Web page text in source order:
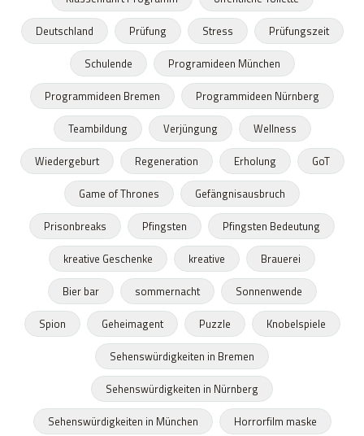
Deutschland
Prüfung Stress
Prüfungszeit
Schulende
Programideen München
Programmideen Bremen
Programmideen Nürnberg
Teambildung
Verjüngung
Wellness
Wiedergeburt
Regeneration Erholung
GoT
Game of Thrones
Gefängnisausbruch
Prisonbreaks
Pfingsten
Pfingsten Bedeutung
kreative Geschenke
kreative
Brauerei
Bier bar
sommernacht
Sonnenwende
Spion
Geheimagent Puzzle
Knobelspiele
Sehenswürdigkeiten in Bremen
Sehenswürdigkeiten in Nürnberg
Sehenswürdigkeiten in München
Horrorfilm maske